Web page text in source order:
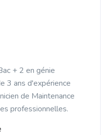
+ 2 en génie
3 ans d'expérience
de Maintenance
professionnelles.